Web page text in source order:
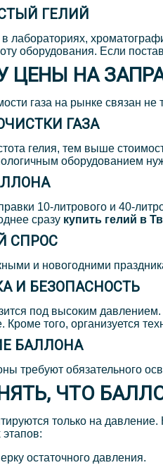
ГЕЛИЙ
в лабораториях,
оборудования. Если
ЦЕНЫ НА
газа на рынке связан
ГАЗА
гелия, тем выше
оборудованием
10-литрового и 40-
сразу купить гелий в
СПРОС
и новогодними
И БЕЗОПАСНОСТЬ
под высоким
Кроме того, организуется
БАЛЛОНА
требуют обязательного
ЧТО
только на
остаточного давления.